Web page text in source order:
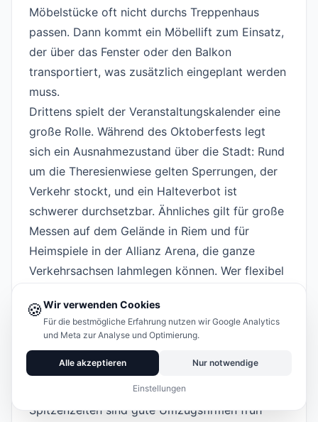
Möbelstücke oft nicht durchs Treppenhaus
passen. Dann kommt ein Möbellift zum Einsatz,
der über das Fenster oder den Balkon
transportiert, was zusätzlich eingeplant werden
muss.
Drittens spielt der Veranstaltungskalender eine
große Rolle. Während des Oktoberfests legt
sich ein Ausnahmezustand über die Stadt: Rund
um die Theresienwiese gelten Sperrungen, der
Verkehr stockt, und ein Halteverbot ist
schwerer durchsetzbar. Ähnliches gilt für große
Messen auf dem Gelände in Riem und für
Heimspiele in der Allianz Arena, die ganze
Verkehrsachsen lahmlegen können. Wer flexibel
Schließlich ist da die Saison. München zieht
Studierende, Berufseinsteiger und Fachkräfte
aus ganz Deutschland an, was rund um den
Semesterstart und zum Monatswechsel zu einer
hohen Umzugsdichte führt. In diesen
Spitzenzeiten sind gute Umzugsfirmen früh
🍪Wir verwenden Cookies
Für die bestmögliche Erfahrung nutzen wir Google Analytics
und Meta zur Analyse und Optimierung.
Alle akzeptieren Nur notwendige
Einstellungen